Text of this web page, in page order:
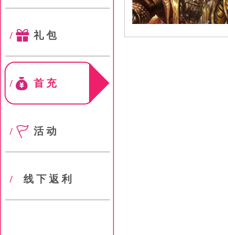
礼包
/
首充
/
活动
/
线下返利
/